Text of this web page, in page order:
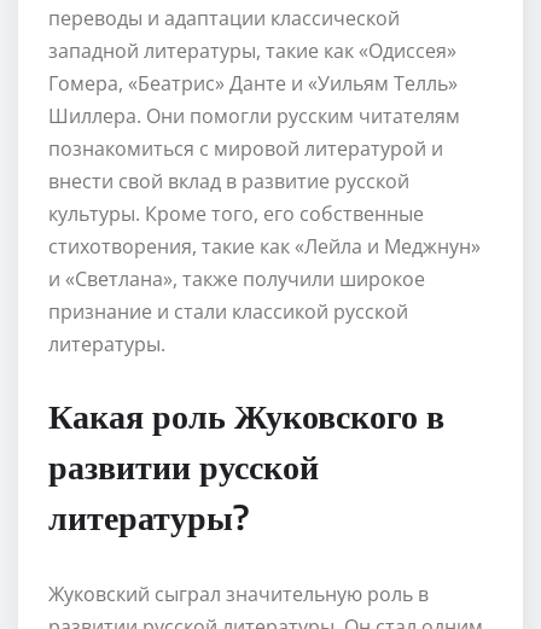
переводы и адаптации классической
западной литературы, такие как «Одиссея»
Гомера, «Беатрис» Данте и «Уильям Телль»
Шиллера. Они помогли русским читателям
познакомиться с мировой литературой и
внести свой вклад в развитие русской
культуры. Кроме того, его собственные
стихотворения, такие как «Лейла и Меджнун»
и «Светлана», также получили широкое
признание и стали классикой русской
литературы.
Какая роль Жуковского в
развитии русской
литературы?
Жуковский сыграл значительную роль в